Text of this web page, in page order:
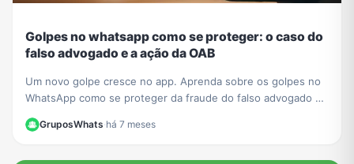
Golpes no whatsapp como se proteger: o caso do
falso advogado e a ação da OAB
Um novo golpe cresce no app. Aprenda sobre os golpes no
WhatsApp como se proteger da fraude do falso advogado e
entenda a ação da OAB para mais segurança.
GruposWhats·há 7 meses